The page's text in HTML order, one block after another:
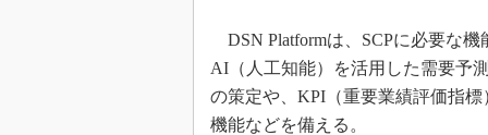
DSN Platformは、SCPに必要な
AI（人工知能）を活用した需要予
の策定や、KPI（重要業績評価指
機能などを備える。